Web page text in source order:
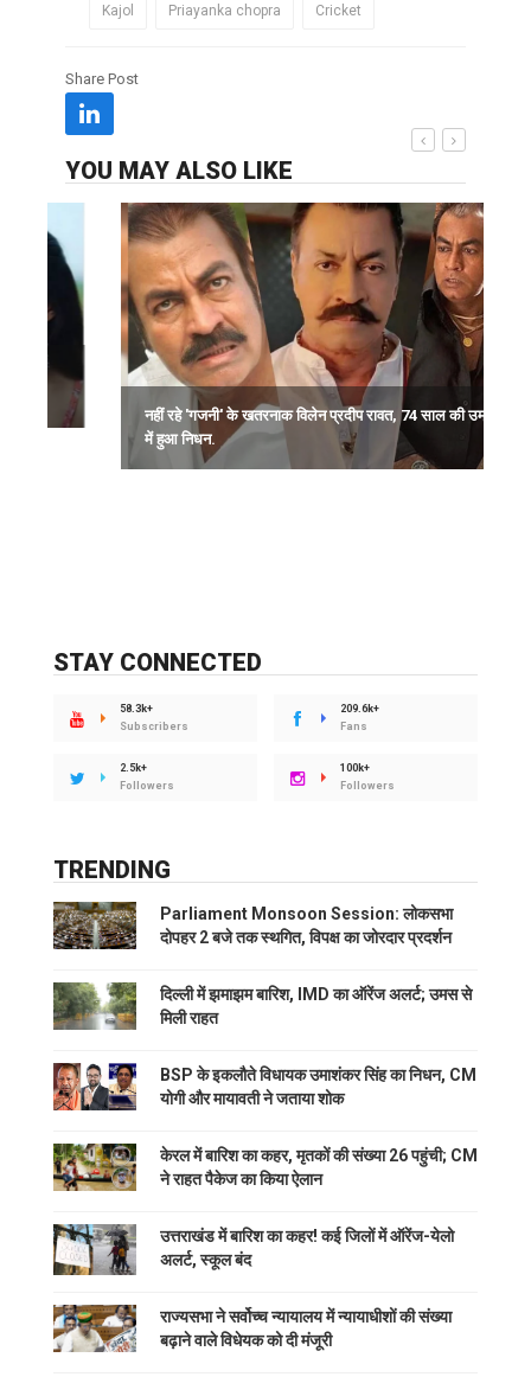
Kajol Priayanka chopra Cricket
Share Post
YOU MAY ALSO LIKE
नहीं रहे 'गजनी' के खतरनाक विलेन प्रदीप रावत, 74 साल की उम्र
में हुआ निधन.
STAY CONNECTED
58.3k+
Subscribers
209.6k+
Fans
2.5k+
Followers
100k+
Followers
TRENDING
Parliament Monsoon Session: लोकसभा
दोपहर 2 बजे तक स्थगित, विपक्ष का जोरदार प्रदर्शन
दिल्ली में झमाझम बारिश, IMD का ऑरेंज अलर्ट; उमस से
मिली राहत
BSP के इकलौते विधायक उमाशंकर सिंह का निधन, CM
योगी और मायावती ने जताया शोक
केरल में बारिश का कहर, मृतकों की संख्या 26 पहुंची; CM
ने राहत पैकेज का किया ऐलान
उत्तराखंड में बारिश का कहर! कई जिलों में ऑरेंज-येलो
अलर्ट, स्कूल बंद
राज्यसभा ने सर्वोच्च न्यायालय में न्यायाधीशों की संख्या
बढ़ाने वाले विधेयक को दी मंजूरी